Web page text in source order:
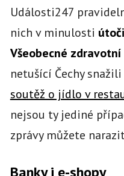
Události247
nich v minulosti
Všeobecné
netušící Čechy
soutěž o jídlo v
nejsou ty jediné
zprávy můžete